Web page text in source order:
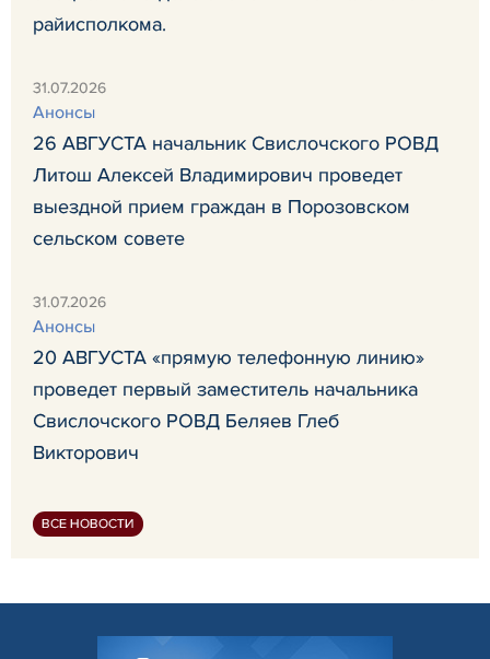
райисполкома.
31.07.2026
Анонсы
26 АВГУСТА начальник Свислочского РОВД
Литош Алексей Владимирович проведет
выездной прием граждан в Порозовском
сельском совете
31.07.2026
Анонсы
20 АВГУСТА «прямую телефонную линию»
проведет первый заместитель начальника
Свислочского РОВД Беляев Глеб
Викторович
ВСЕ НОВОСТИ